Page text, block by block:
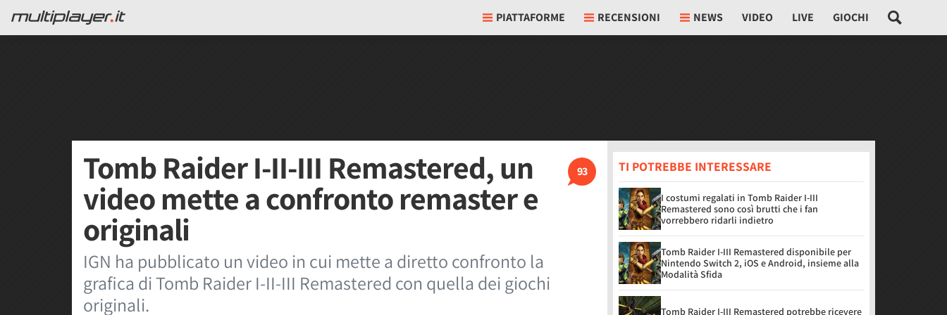
PIATTAFORME RECENSIONI NEWS VIDEO LIVE GIOCHI
93
Tomb Raider I-II-III Remastered, un
video mette a confronto remaster e
originali
IGN ha pubblicato un video in cui mette a diretto confronto la
grafica di Tomb Raider I-II-III Remastered con quella dei giochi
originali.
TI POTREBBE INTERESSARE
I costumi regalati in Tomb Raider I-III
Remastered sono così brutti che i fan
vorrebbero ridarli indietro
Tomb Raider I-III Remastered disponibile per
Nintendo Switch 2, iOS e Android, insieme alla
Modalità Sfida
Tomb Raider I-III Remastered potrebbe ricevere